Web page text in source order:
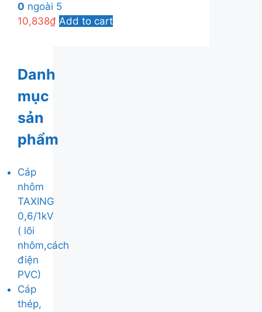
0 ngoài 5
10,838₫ Add to cart
Danh
mục
sản
phẩm
Cáp
nhôm
TAXING
0,6/1kV
( lõi
nhôm,cách
điện
PVC)
Cáp
thép,